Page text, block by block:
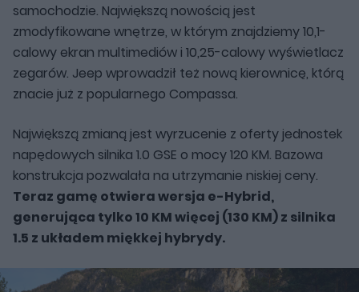
samochodzie. Największą nowością jest
zmodyfikowane wnętrze, w którym znajdziemy 10,1-
calowy ekran multimediów i 10,25-calowy wyświetlacz
zegarów. Jeep wprowadził też nową kierownicę, którą
znacie już z popularnego Compassa.
Największą zmianą jest wyrzucenie z oferty jednostek
napędowych silnika 1.0 GSE o mocy 120 KM. Bazowa
konstrukcja pozwalała na utrzymanie niskiej ceny.
Teraz gamę otwiera wersja e-Hybrid,
generująca tylko 10 KM więcej (130 KM) z silnika
1.5 z układem miękkej hybrydy.